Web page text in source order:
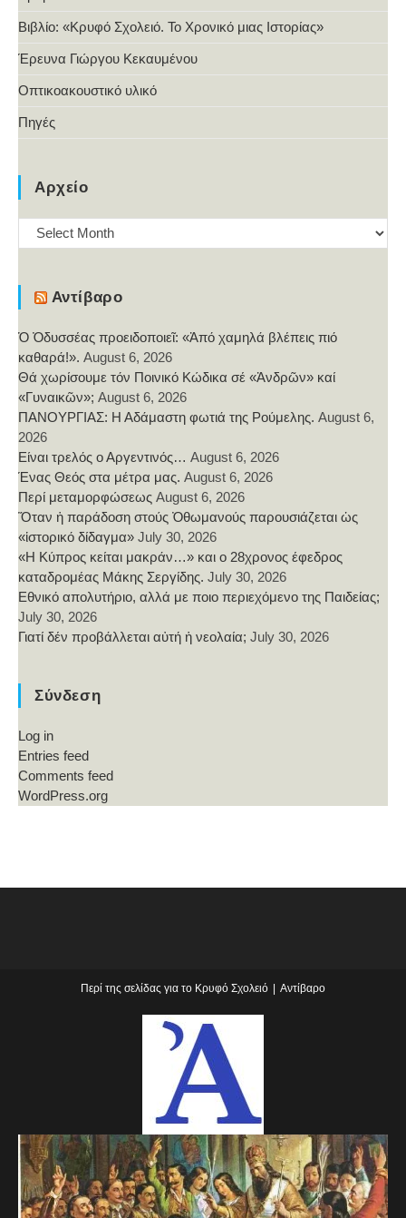
Βιβλίο: «Κρυφό Σχολειό. Το Χρονικό μιας Ιστορίας»
Έρευνα Γιώργου Κεκαυμένου
Οπτικοακουστικό υλικό
Πηγές
Αρχείο
Αρχείο
Αντίβαρο
Ὁ Ὀδυσσέας προειδοποιεῖ: «Ἀπό χαμηλά βλέπεις πιό
καθαρά!». August 6, 2026
Θά χωρίσουμε τόν Ποινικό Κώδικα σέ «Ἀνδρῶν» καί
«Γυναικῶν»; August 6, 2026
ΠΑΝΟΥΡΓΙΑΣ: Η Αδάμαστη φωτιά της Ρούμελης. August 6,
2026
Είναι τρελός ο Αργεντινός… August 6, 2026
Ένας Θεός στα μέτρα μας. August 6, 2026
Περί μεταμορφώσεως August 6, 2026
Ὅταν ἡ παράδοση στούς Ὀθωμανούς παρουσιάζεται ὡς
«ἱστορικό δίδαγμα» July 30, 2026
«Η Κύπρος κείται μακράν…» και ο 28χρονος έφεδρος
καταδρομέας Μάκης Σεργίδης. July 30, 2026
Εθνικό απολυτήριο, αλλά με ποιο περιεχόμενο της Παιδείας;
July 30, 2026
Γιατί δέν προβάλλεται αὐτή ἡ νεολαία; July 30, 2026
Σύνδεση
Log in
Entries feed
Comments feed
WordPress.org
Περί της σελίδας για το Κρυφό Σχολειό Αντίβαρο